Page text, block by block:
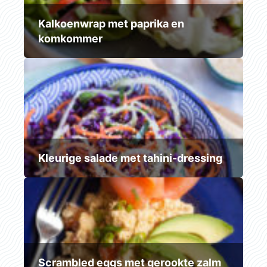
Kalkoenwrap met paprika en
komkommer
Kleurige salade met tahini-dressing
Scrambled eggs met gerookte zalm